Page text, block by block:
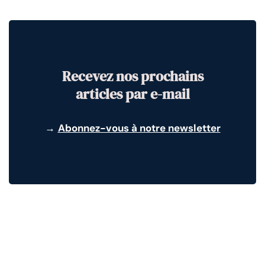
Recevez nos prochains
articles par e-mail
→ Abonnez-vous à notre newsletter